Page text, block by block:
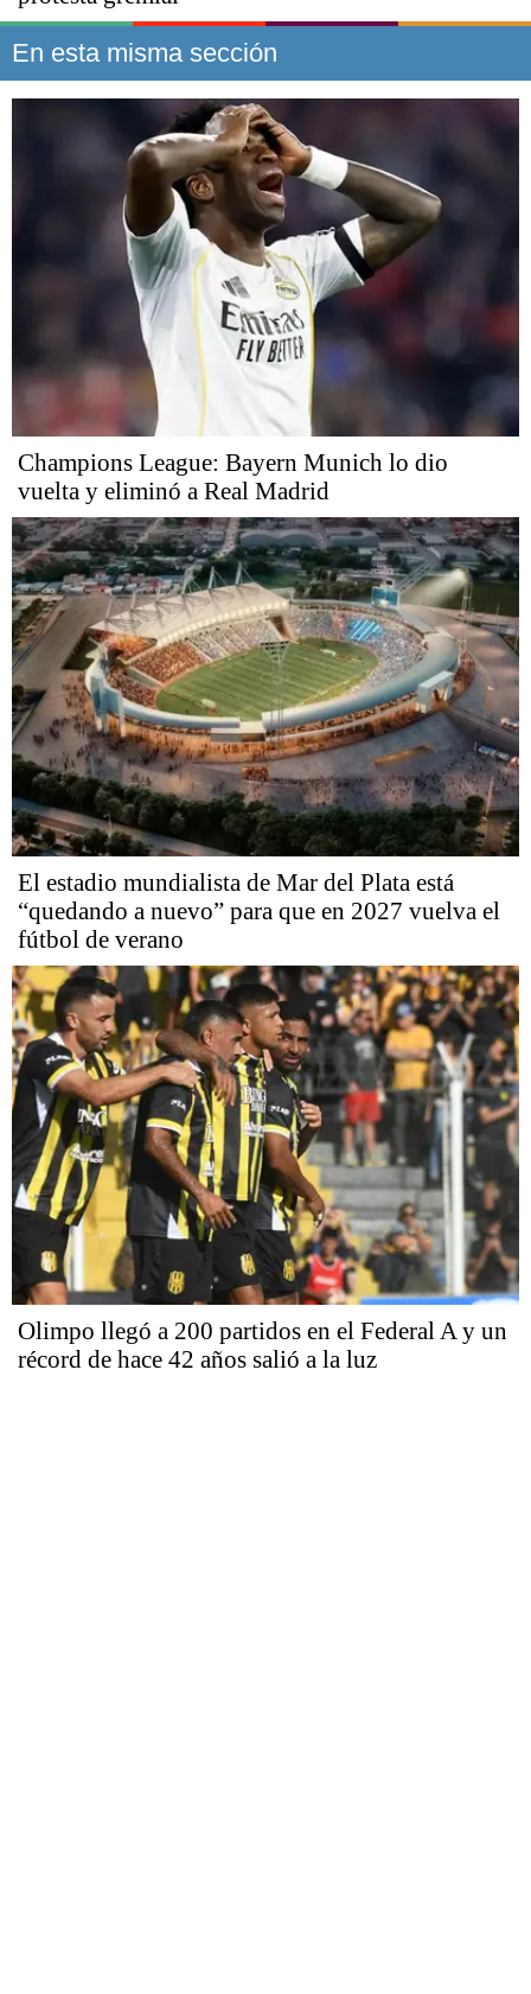
En esta misma sección
Champions League: Bayern Munich lo dio
vuelta y eliminó a Real Madrid
El estadio mundialista de Mar del Plata está
“quedando a nuevo” para que en 2027 vuelva el
fútbol de verano
Olimpo llegó a 200 partidos en el Federal A y un
récord de hace 42 años salió a la luz